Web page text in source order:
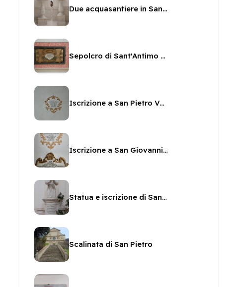
Due acquasantiere in San Pietro
Sepolcro di Sant'Antimo Martire in San Pietro
Iscrizione a San Pietro Vescovo in San Pietro
Iscrizione a San Giovanni vescovo in San Pietro
Statua e iscrizione di San Brizio in San Pietro
Scalinata di San Pietro